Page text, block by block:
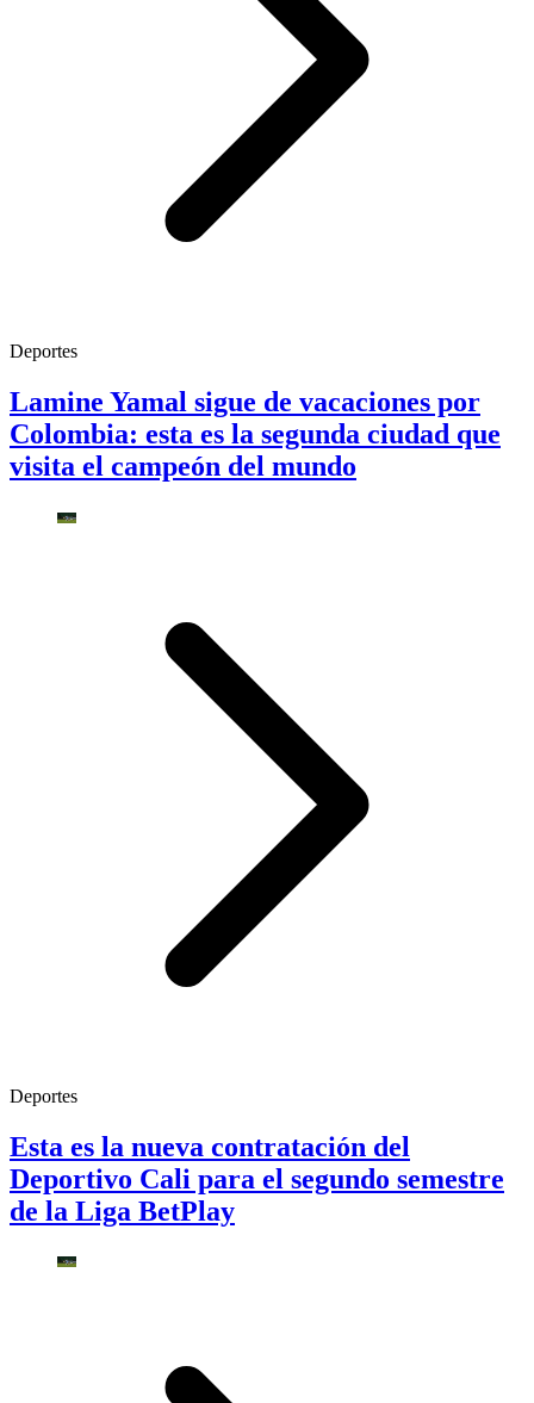
Deportes
Lamine Yamal sigue de vacaciones por
Colombia: esta es la segunda ciudad que
visita el campeón del mundo
Deportes
Esta es la nueva contratación del
Deportivo Cali para el segundo semestre
de la Liga BetPlay